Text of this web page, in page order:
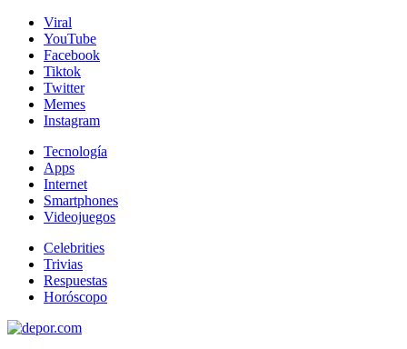
Viral
YouTube
Facebook
Tiktok
Twitter
Memes
Instagram
Tecnología
Apps
Internet
Smartphones
Videojuegos
Celebrities
Trivias
Respuestas
Horóscopo